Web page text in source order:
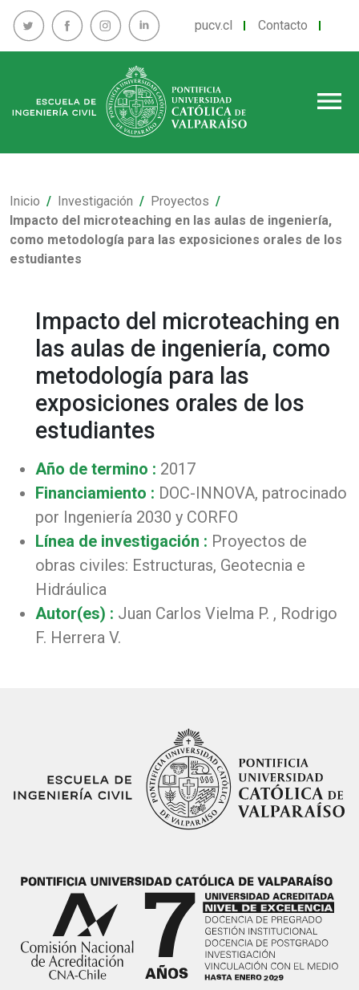
pucv.cl Contacto
menu
Inicio Investigación
Proyectos
Impacto del microteaching en las aulas de ingeniería,
como metodología para las exposiciones orales de los
estudiantes
Impacto del microteaching en
las aulas de ingeniería, como
metodología para las
exposiciones orales de los
estudiantes
Año de termino : 2017
Financiamiento : DOC-INNOVA, patrocinado
por Ingeniería 2030 y CORFO
Línea de investigación : Proyectos de
obras civiles: Estructuras, Geotecnia e
Hidráulica
Autor(es) : Juan Carlos Vielma P. , Rodrigo
F. Herrera V.